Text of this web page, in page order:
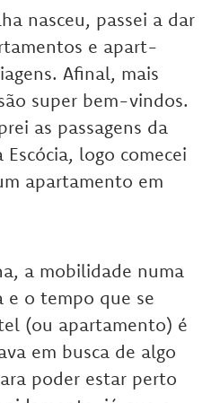
nasceu, passei a dar
e apart-
Afinal, mais
super bem-vindos.
as passagens da
logo comecei
apartamento em
a mobilidade numa
e o tempo que se
(ou apartamento) é
em busca de algo
poder estar perto